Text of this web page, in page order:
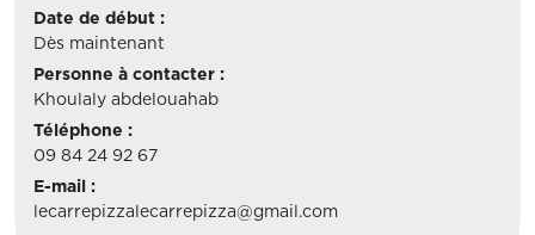
Date de début :
Dès maintenant
Personne à contacter :
Khoulaly abdelouahab
Téléphone :
09 84 24 92 67
E-mail :
lecarrepizzalecarrepizza@gmail.com